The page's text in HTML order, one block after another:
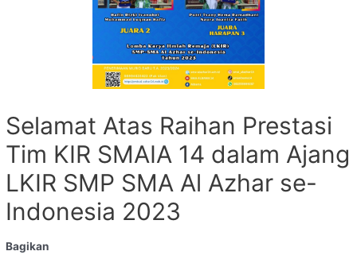
Selamat Atas Raihan Prestasi
Tim KIR SMAIA 14 dalam Ajang
LKIR SMP SMA Al Azhar se-
Indonesia 2023
Bagikan